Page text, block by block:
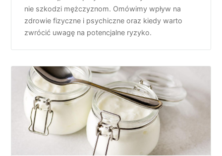
nie szkodzi mężczyznom. Omówimy wpływ na
zdrowie fizyczne i psychiczne oraz kiedy warto
zwrócić uwagę na potencjalne ryzyko.